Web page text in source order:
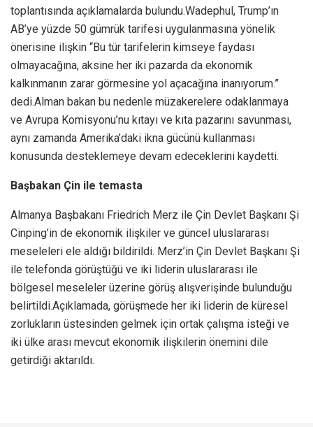
toplantısında açıklamalarda bulundu.Wadephul, Trump’ın
AB’ye yüzde 50 gümrük tarifesi uygulanmasına yönelik
önerisine ilişkin “Bu tür tarifelerin kimseye faydası
olmayacağına, aksine her iki pazarda da ekonomik
kalkınmanın zarar görmesine yol açacağına inanıyorum.”
dedi.Alman bakan bu nedenle müzakerelere odaklanmaya
ve Avrupa Komisyonu’nu kıtayı ve kıta pazarını savunması,
aynı zamanda Amerika’daki ikna gücünü kullanması
konusunda desteklemeye devam edeceklerini kaydetti.
Başbakan Çin ile temasta
Almanya Başbakanı Friedrich Merz ile Çin Devlet Başkanı Şi
Cinping’in de ekonomik ilişkiler ve güncel uluslararası
meseleleri ele aldığı bildirildi. Merz’in Çin Devlet Başkanı Şi
ile telefonda görüştüğü ve iki liderin uluslararası ile
bölgesel meseleler üzerine görüş alışverişinde bulunduğu
belirtildi.Açıklamada, görüşmede her iki liderin de küresel
zorlukların üstesinden gelmek için ortak çalışma isteği ve
iki ülke arası mevcut ekonomik ilişkilerin önemini dile
getirdiği aktarıldı.